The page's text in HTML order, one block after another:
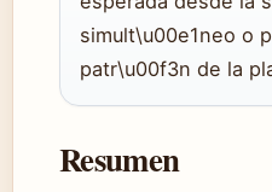
simult\u00e1neo o
patr\u00f3n de la
Resumen